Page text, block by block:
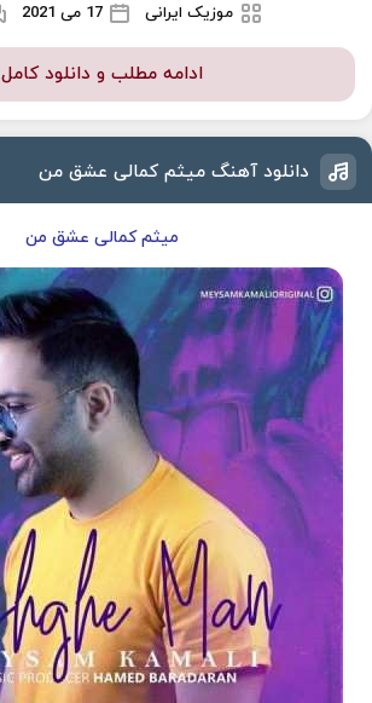
موزیک ایرانی 17 می 2021
ادامه مطلب و دانلود کامل
دانلود آهنگ میثم کمالی عشق من
میثم کمالی عشق من